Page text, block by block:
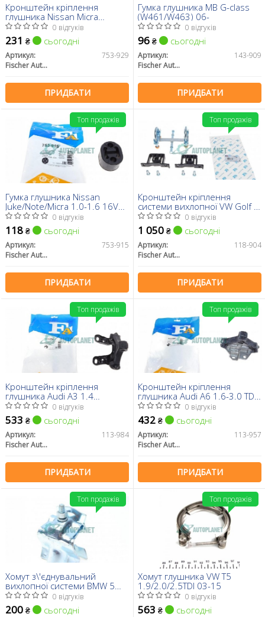
Кронштейн кріплення
глушника Nissan Micra
C+C/Note 1.4 06-12
0 відгуків
231 ₴ сьогодні
Артикул:
753-929
Fischer Automotive One (FA1)
ПРИДБАТИ
Гумка глушника MB G-class
(W461/W463) 06-
0 відгуків
96 ₴ сьогодні
Артикул:
143-909
Fischer Automotive One (FA1)
ПРИДБАТИ
Гумка глушника Nissan
Juke/Note/Micra 1.0-1.6 16V
03-
0 відгуків
118 ₴ сьогодні
Артикул:
753-915
Fischer Automotive One (FA1)
ПРИДБАТИ
Топ продажів
Кронштейн кріплення
системи вихлопної VW Golf IV
97-06 (к-кт) 0 відгуків
1 050 ₴ сьогодні
Артикул:
118-904
Fischer Automotive One (FA1)
ПРИДБАТИ
Топ продажів
Кронштейн кріплення
глушника Audi A3 1.4
TFSI/1.6/Golf V/VI 1.4 TSI 03-
12
0 відгуків
533 ₴ сьогодні
Артикул:
113-984
Fischer Automotive One (FA1)
ПРИДБАТИ
Топ продажів
Кронштейн кріплення
глушника Audi A6 1.6-3.0 TDI
97-05
0 відгуків
432 ₴ сьогодні
Артикул:
113-957
Fischer Automotive One (FA1)
ПРИДБАТИ
Топ продажів
Хомут з\'єднувальний
вихлопної системи BMW 5
(E34)/7 (E32) -95
0 відгуків
200 ₴ сьогодні
Топ продажів
Хомут глушника VW T5
1.9/2.0/2.5TDI 03-15
0 відгуків
563 ₴ сьогодні
Топ продажів